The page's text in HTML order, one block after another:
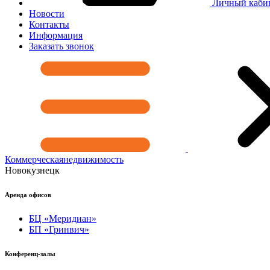
Личный
Новости
Контакты
Информация
Заказать звонок
Коммерческаянедвижимость
Новокузнецк
Аренда офисов
БЦ «Меридиан»
БП «Гринвич»
Конференц-залы